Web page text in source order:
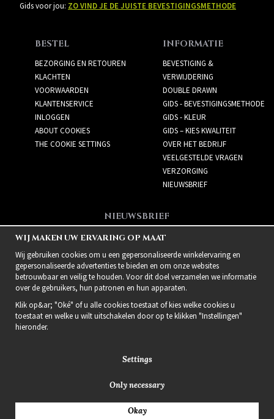
Gids voor jou: ZO VIND JE DE JUISTE BEVESTIGINGSMETHODE
BESTEL
BEZORGING EN RETOUREN
KLACHTEN
VOORWAARDEN
KLANTENSERVICE
INLOGGEN
ABOUT COOKIES
THE COOKIE SETTINGS
INFORMATIE
BEVESTIGING &
VERWIJDERING
DOUBLE DRAWN
GIDS - BEVESTIGINGSMETHODE
GIDS - KLEUR
GIDS – KIES KWALITEIT
OVER HET BEDRIJF
VEELGESTELDE VRAGEN
VERZORGING
NIEUWSBRIEF
NIEUWSBRIEF
Meld je aan voor de
nieuwsbrief!
2021 Delightful Hair
WIJ MAKEN UW ERVARING OP MAAT
Wij gebruiken cookies om u een gepersonaliseerde winkelervaring en
gepersonaliseerde advertenties te bieden en om onze websites
betrouwbaar en veilig te houden. Voor dit doel verzamelen we informatie
over de gebruikers, hun patronen en hun apparaten.
Klik op&ar; "Oké" of u alle cookies toestaat of kies welke cookies u
toestaat en welke u wilt uitschakelen door op te klikken "Instellingen"
hieronder.
Settings
Only necessary
Okay